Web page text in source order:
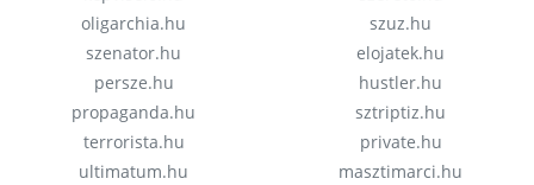
oligarchia.hu
szenator.hu
persze.hu
propaganda.hu
terrorista.hu
ultimatum.hu
szuz.hu
elojatek.hu
hustler.hu
sztriptiz.hu
private.hu
masztimarci.hu